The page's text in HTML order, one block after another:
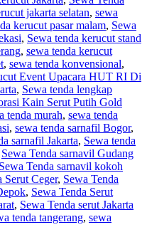
jakarta selatan, sewa
kerucut pasar malam, Sewa
, Sewa tenda kerucut stand
, sewa tenda kerucut
, sewa tenda konvensional,
Event Upacara HUT RI Di
, Sewa tenda lengkap
Kain Serut Putih Gold
tenda murah, sewa tenda
, sewa tenda sarnafil Bogor,
sarnafil Jakarta, Sewa tenda
Sewa Tenda sarnavil Gudang
Sewa Tenda sarnavil kokoh
Serut Ceger, Sewa Tenda
, Sewa Tenda Serut
, Sewa Tenda serut Jakarta
tenda tangerang, sewa